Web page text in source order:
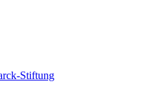
Stiftung